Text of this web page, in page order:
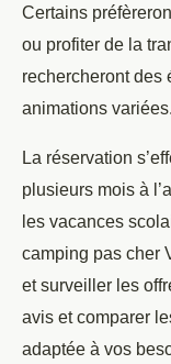
Certains
ou profiter de la
rechercheront des
animations variées.
La réservation
plusieurs mois à
les vacances
camping pas cher
et surveiller les
avis et comparer
adaptée à vos